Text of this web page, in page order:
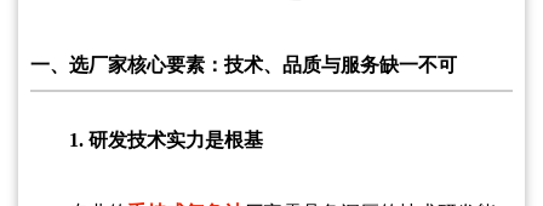
一、选厂家核心要素：技术、品质与服务缺一不可
1. 研发技术实力是根基